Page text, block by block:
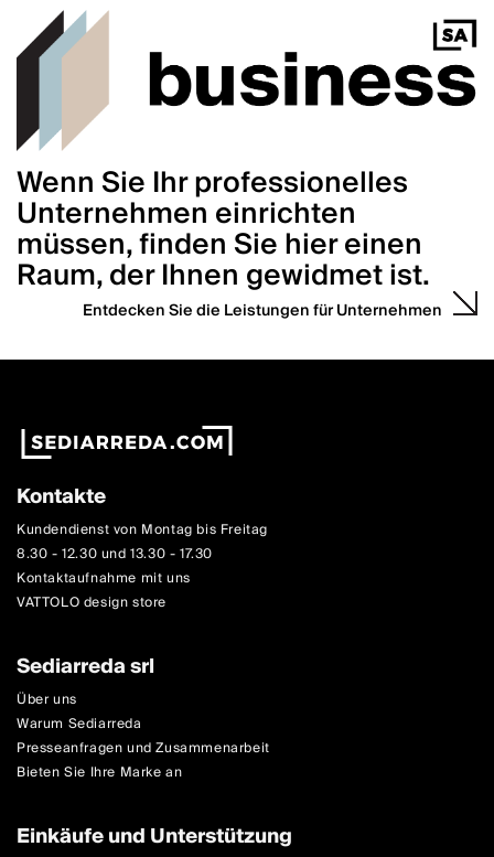
Wenn Sie Ihr professionelles
Unternehmen einrichten
müssen, finden Sie hier einen
Raum, der Ihnen gewidmet ist.
Entdecken Sie die Leistungen für Unternehmen
Kontakte
Kundendienst von Montag bis Freitag
8.30 - 12.30 und 13.30 - 17.30
Kontaktaufnahme mit uns
VATTOLO design store
Sediarreda srl
Über uns
Warum Sediarreda
Presseanfragen und Zusammenarbeit
Bieten Sie Ihre Marke an
Einkäufe und Unterstützung